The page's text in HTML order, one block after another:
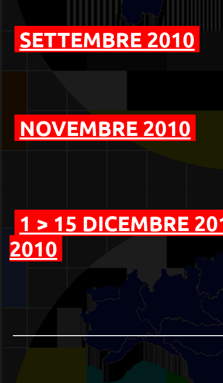
SETTEMBRE 2010
NOVEMBRE 2010
1 > 15 DICEMBRE
2010